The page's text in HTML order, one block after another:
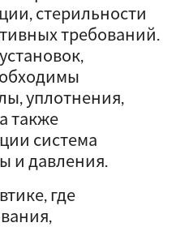
стерильности
требований.
уплотнения,
также
система
и давления.
где